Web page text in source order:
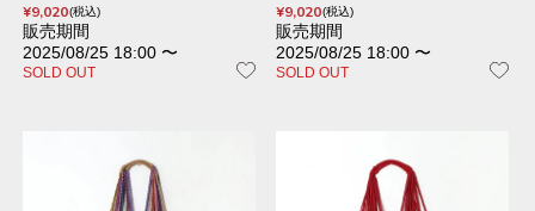
¥9,020 税込
販売期間
2025/08/25 18:00 〜
SOLD OUT
¥9,020 税込
販売期間
2025/08/25 18:00 〜
SOLD OUT